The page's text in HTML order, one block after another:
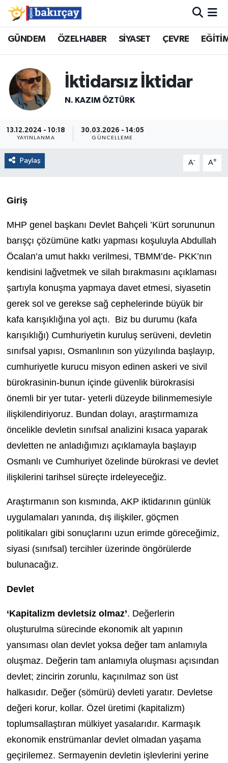
GÜNDEM ÖZELHABER SİYASET ÇEVRE
İktidarsız İktidar
N. KAZIM ÖZTÜRK
13.12.2024 - 10:18
YAYINLANMA
30.03.2026 - 14:05
GÜNCELLEME
Paylaş A- A+
Giriş
MHP genel başkanı Devlet Bahçeli ’Kürt sorununun
barışçı çözümüne katkı yapması koşuluyla Abdullah
Öcalan’a umut hakkı verilmesi, TBMM’de- PKK’nın
kendisini lağvetmek ve silah bırakmasını açıklaması
şartıyla konuşma yapmaya davet etmesi, siyasetin
gerek sol ve gerekse sağ cephelerinde büyük bir
kafa karışıklığına yol açtı. Biz bu durumu (kafa
karışıklığı) Cumhuriyetin kuruluş serüveni, devletin
sınıfsal yapısı, Osmanlının son yüzyılında başlayıp,
cumhuriyetle kurucu misyon edinen askeri ve sivil
bürokrasinin-bunun içinde güvenlik bürokrasisi
önemli bir yer tutar- yeterli düzeyde bilinmemesiyle
ilişkilendiriyoruz. Bundan dolayı, araştırmamıza
öncelikle devletin sınıfsal analizini kısaca yaparak
devletten ne anladığımızı açıklamayla başlayıp
Osmanlı ve Cumhuriyet özelinde bürokrasi ve devlet
ilişkilerini tarihsel süreçte irdeleyeceğiz.
Araştırmanın son kısmında, AKP iktidarının günlük
uygulamaları yanında, dış ilişkiler, göçmen
politikaları gibi sonuçlarını uzun erimde göreceğimiz,
siyasi (sınıfsal) tercihler üzerinde öngörülerde
bulunacağız.
Devlet
‘Kapitalizm devletsiz olmaz’. Değerlerin
oluşturulma sürecinde ekonomik alt yapının
yansıması olan devlet yoksa değer tam anlamıyla
oluşmaz. Değerin tam anlamıyla oluşması açısından
devlet; zincirin zorunlu, kaçınılmaz son üst
halkasıdır. Değer (sömürü) devleti yaratır. Devletse
değeri korur, kollar. Özel üretimi (kapitalizm)
toplumsallaştıran mülkiyet yasalarıdır. Karmaşık
ekonomik enstrümanlar devlet olmadan yaşama
geçirilemez. Sermayenin devletin işlevlerini yerine
İzmir Nöbetçi Eczaneler
İzmir Namaz Vakitleri
Süper Lig Puan Durumu ve Fikstür
Tüm Manşetler
Haber Arşivi